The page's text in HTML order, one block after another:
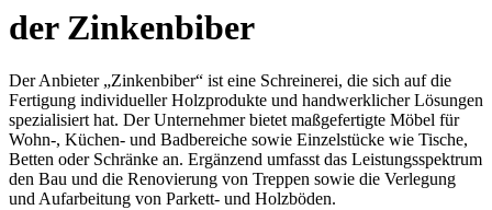
der Zinkenbiber
Der Anbieter „Zinkenbiber“ ist eine Schreinerei, die sich auf die
Fertigung individueller Holzprodukte und handwerklicher Lösungen
spezialisiert hat. Der Unternehmer bietet maßgefertigte Möbel für
Wohn-, Küchen- und Badbereiche sowie Einzelstücke wie Tische,
Betten oder Schränke an. Ergänzend umfasst das Leistungsspektrum
den Bau und die Renovierung von Treppen sowie die Verlegung
und Aufarbeitung von Parkett- und Holzböden.